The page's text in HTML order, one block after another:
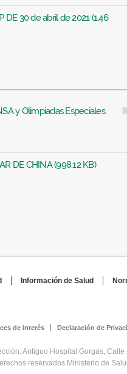
DE 30 de abril de 2021 (1.46
y Olimpiadas Especiales
DE CHINA (998.12 KB)
Información de Salud
de interés Declaración de
Antiguo Hospital Gorgas,
reservados Ministerio de